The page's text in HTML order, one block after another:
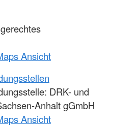
Ansicht
DRK- und
Anhalt gGmbH
Ansicht